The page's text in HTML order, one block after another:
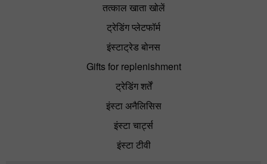
तत्काल खाता खोलें
ट्रेडिंग प्लेटफॉर्म
इंस्टाट्रेड बोनस
Gifts for replenishment
ट्रेडिंग शर्तें
इंस्टा अनैलिसिस
इंस्टा चार्ट्स
इंस्टा टीवी